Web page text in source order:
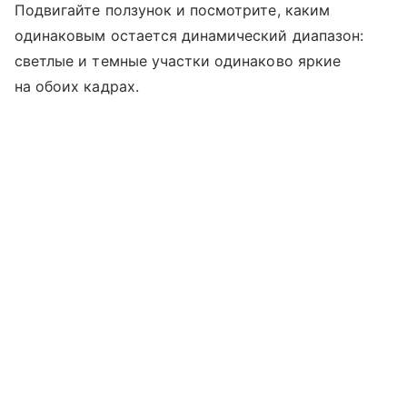
Подвигайте ползунок и посмотрите, каким
одинаковым остается динамический диапазон:
светлые и темные участки одинаково яркие
на обоих кадрах.